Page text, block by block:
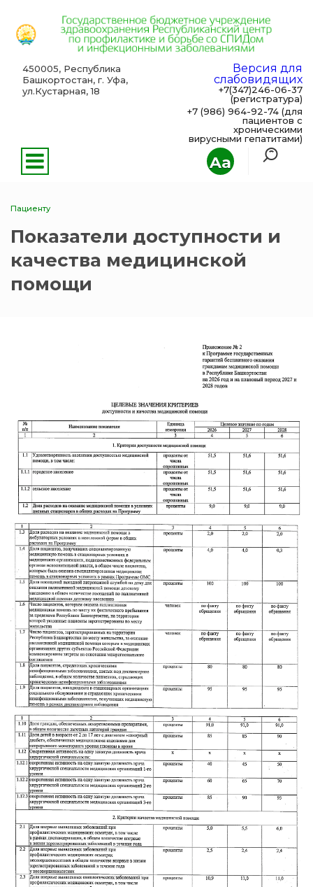
Aa
450005, Республика
Башкортостан, г. Уфа,
ул.Кустарная, 18
Версия для
слабовидящих
+7(347)246-06-37
(регистратура)
+7 (986) 964-92-74 (для
пациентов с
хроническими
вирусными гепатитами)
Пациенту
Показатели доступности и
качества медицинской
помощи